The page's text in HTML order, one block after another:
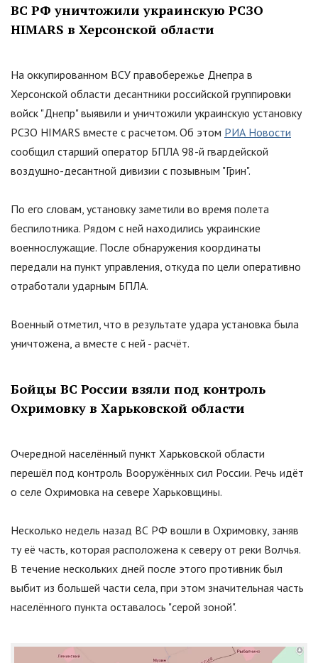
ВС РФ уничтожили украинскую РСЗО
HIMARS в Херсонской области
На оккупированном ВСУ правобережье Днепра в
Херсонской области десантники российской группировки
войск "Днепр"выявили и уничтожили украинскую установку
РСЗО HIMARS вместе с расчетом. Об этом РИА Новости
сообщил старший оператор БПЛА 98-й гвардейской
воздушно-десантной дивизии с позывным "Грин".
По его словам, установку заметили во время полета
беспилотника. Рядом с ней находились украинские
военнослужащие. После обнаружения координаты
передали на пункт управления, откуда по цели оперативно
отработали ударным БПЛА.
Военный отметил, что в результате удара установка была
уничтожена, а вместе с ней - расчёт.
Бойцы ВС России взяли под контроль
Охримовку в Харьковской области
Очередной населённый пункт Харьковской области
перешёл под контроль Вооружённых сил России. Речь идёт
о селе Охримовка на севере Харьковщины.
Несколько недель назад ВС РФ вошли в Охримовку, заняв
ту её часть, которая расположена к северу от реки Волчья.
В течение нескольких дней после этого противник был
выбит из большей части села, при этом значительная часть
населённого пункта оставалось "серой зоной".